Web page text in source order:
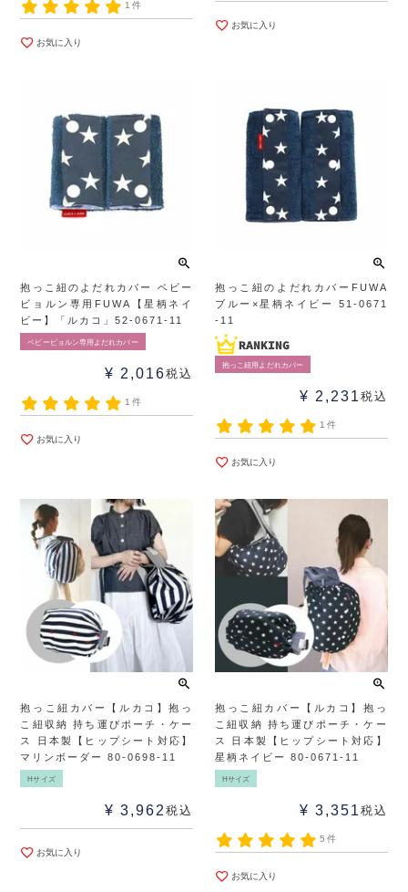
1件
お気に入り
お気に入り
抱っこ紐のよだれカバー ベビー
ビョルン専用FUWA【星柄ネイ
ビー】「ルカコ」52-0671-11
ベビービョルン専用よだれカバー
¥ 2,016税込
1件
お気に入り
抱っこ紐のよだれカバーFUWA
ブルー×星柄ネイビー 51-0671
-11
抱っこ紐用よだれカバー
¥ 2,231税込
1件
お気に入り
抱っこ紐カバー【ルカコ】抱っ
こ紐収納 持ち運びポーチ・ケー
ス 日本製【ヒップシート対応】
マリンボーダー 80-0698-11
Hサイズ
¥ 3,962 税込
お気に入り
抱っこ紐カバー【ルカコ】抱っ
こ紐収納 持ち運びポーチ・ケー
ス 日本製【ヒップシート対応】
星柄ネイビー 80-0671-11
Hサイズ
¥ 3,351 税込
5件
お気に入り